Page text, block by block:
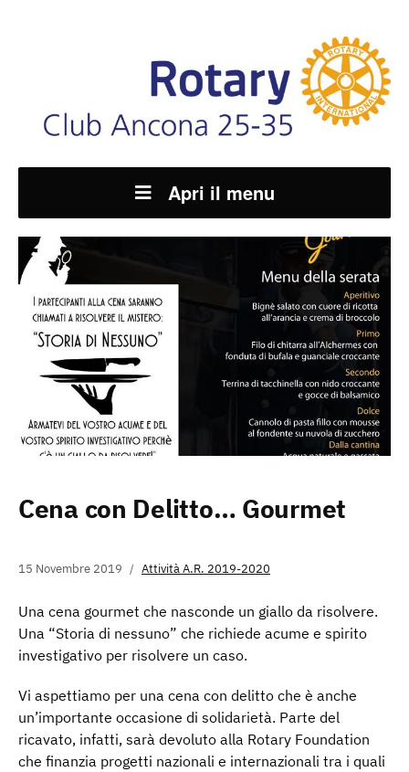
Apri il menu
Cena con Delitto… Gourmet
15 Novembre 2019 Attività A.R. 2019-2020
Una cena gourmet che nasconde un giallo da risolvere.
Una “Storia di nessuno” che richiede acume e spirito
investigativo per risolvere un caso.
Vi aspettiamo per una cena con delitto che è anche
un’importante occasione di solidarietà. Parte del
ricavato, infatti, sarà devoluto alla Rotary Foundation
che finanzia progetti nazionali e internazionali tra i quali